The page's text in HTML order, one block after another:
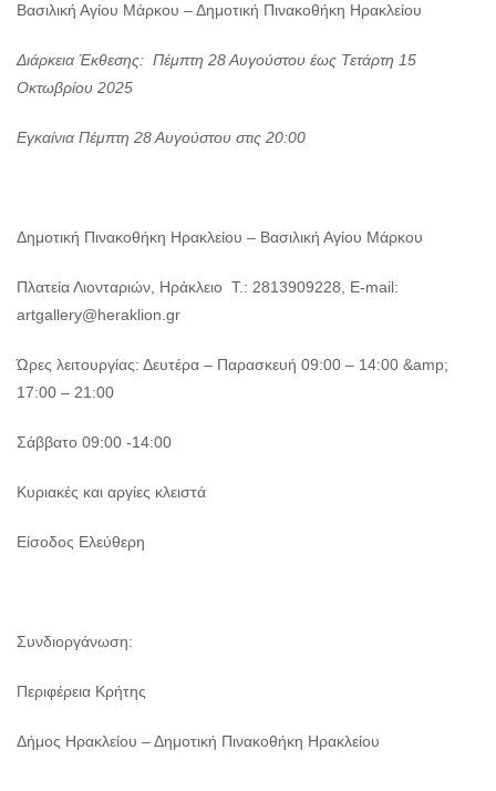
Βασιλική Αγίου Μάρκου – Δημοτική Πινακοθήκη Ηρακλείου
Διάρκεια Έκθεσης: Πέμπτη 28 Αυγούστου έως Τετάρτη 15
Οκτωβρίου 2025
Εγκαίνια Πέμπτη 28 Αυγούστου στις 20:00
Δημοτική Πινακοθήκη Ηρακλείου – Βασιλική Αγίου Μάρκου
Πλατεία Λιονταριών, Ηράκλειο Τ.: 2813909228, E-mail:
artgallery@heraklion.gr
Ώρες λειτουργίας: Δευτέρα – Παρασκευή 09:00 – 14:00 &amp;
17:00 – 21:00
Σάββατο 09:00 -14:00
Κυριακές και αργίες κλειστά
Είσοδος Ελεύθερη
Συνδιοργάνωση:
Περιφέρεια Κρήτης
Δήμος Ηρακλείου – Δημοτική Πινακοθήκη Ηρακλείου